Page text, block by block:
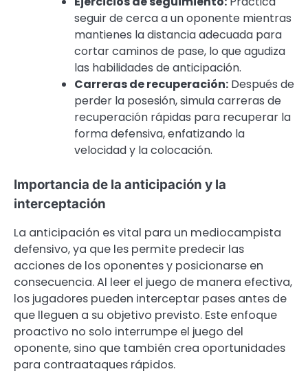
seguir de cerca a un oponente mientras
mantienes la distancia adecuada para
cortar caminos de pase, lo que agudiza
las habilidades de anticipación.
Carreras de recuperación: Después de
perder la posesión, simula carreras de
recuperación rápidas para recuperar la
forma defensiva, enfatizando la
velocidad y la colocación.
Importancia de la anticipación y la
interceptación
La anticipación es vital para un mediocampista
defensivo, ya que les permite predecir las
acciones de los oponentes y posicionarse en
consecuencia. Al leer el juego de manera efectiva,
los jugadores pueden interceptar pases antes de
que lleguen a su objetivo previsto. Este enfoque
proactivo no solo interrumpe el juego del
oponente, sino que también crea oportunidades
para contraataques rápidos.